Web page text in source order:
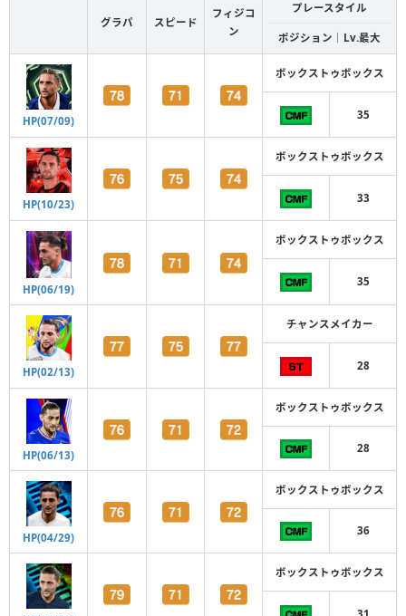
グラパ スピード
フィジコ
ン
プレースタイル
ポジション｜Lv.最大
HP(07/09)
ボックストゥボックス
35
HP(10/23)
ボックストゥボックス
33
HP(06/19)
ボックストゥボックス
35
HP(02/13)
チャンスメイカー
28
HP(06/13)
ボックストゥボックス
28
HP(04/29)
ボックストゥボックス
36
ボックストゥボックス